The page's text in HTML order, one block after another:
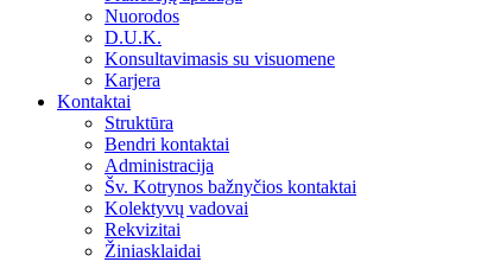
Nuorodos
D.U.K.
Konsultavimasis su visuomene
Karjera
Kontaktai
Struktūra
Bendri kontaktai
Administracija
Šv. Kotrynos bažnyčios kontaktai
Kolektyvų vadovai
Rekvizitai
Žiniasklaidai